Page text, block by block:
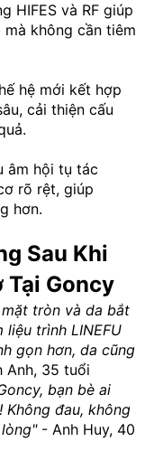
HIFES và RF giúp
không cần tiêm
hệ mới kết hợp
cải thiện cấu
âm hội tụ tác
rõ rệt, giúp
hơn.
Sau Khi
Tại Goncy
tròn và da bắt
liệu trình LINEFU
gọn hơn, da cũng
35 tuổi
bạn bè ai
Không đau, không
- Anh Huy, 40